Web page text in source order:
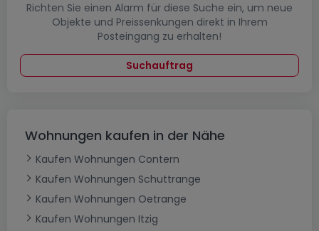
Richten Sie einen Alarm für diese Suche ein, um neue
Objekte und Preissenkungen direkt in Ihrem
Posteingang zu erhalten!
Suchauftrag
Wohnungen kaufen in der Nähe
Kaufen Wohnungen Contern
Kaufen Wohnungen Schuttrange
Kaufen Wohnungen Oetrange
Kaufen Wohnungen Itzig